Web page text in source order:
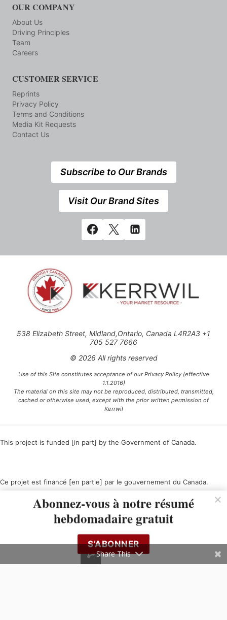
OUR COMPANY
About Us
Driving Principles
Team
Careers
CUSTOMER SERVICE
Reprints
Privacy Policy
Terms and Conditions
Media Kit Requests
Contact Us
Subscribe to Our Brands
Visit Our Brand Sites
538 Elizabeth Street, Midland,Ontario, Canada L4R2A3 +1
705 527 7666
© 2026 All rights reserved
Use of this Site constitutes acceptance of our Privacy Policy (effective
1.1.2016)
The material on this site may not be reproduced, distributed, transmitted,
cached or otherwise used, except with the prior written permission of
Kerrwil
This project is funded [in part] by the Government of Canada.
Ce projet est financé [en partie] par le gouvernement du Canada.
Abonnez-vous à notre résumé
hebdomadaire gratuit
S’ABONNER
Share This